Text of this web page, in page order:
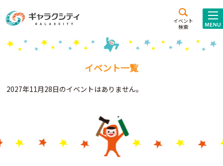
イベント
検索
施設案内
こども
西新井
施設･
Gがくえん
イベント一覧
2027年11月28日のイベントはありません。